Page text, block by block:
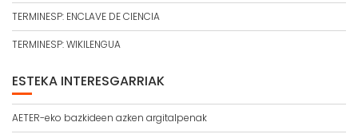
TERMINESP: ENCLAVE DE CIENCIA
TERMINESP: WIKILENGUA
ESTEKA INTERESGARRIAK
AETER-eko bazkideen azken argitalpenak